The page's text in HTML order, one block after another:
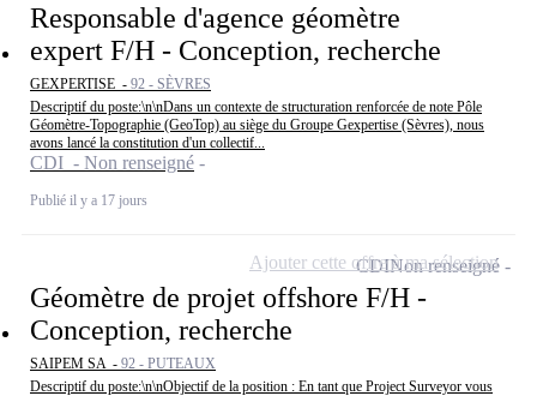
Responsable d'agence géomètre
expert F/H - Conception, recherche
GEXPERTISE - 92 - SÈVRES
Descriptif du poste:\n\nDans un contexte de structuration renforcée de note Pôle
Géomètre-Topographie (GeoTop) au siège du Groupe Gexpertise (Sèvres), nous
avons lancé la constitution d'un collectif...
CDI - Non renseigné
Publié il y a 17 jours
Géomètre de projet offshore F/H -
Conception, recherche
SAIPEM SA - 92 - PUTEAUX
Descriptif du poste:\n\nObjectif de la position : En tant que Project Surveyor vous
CDINon renseigné
Ajouter cette offre à ma sélection